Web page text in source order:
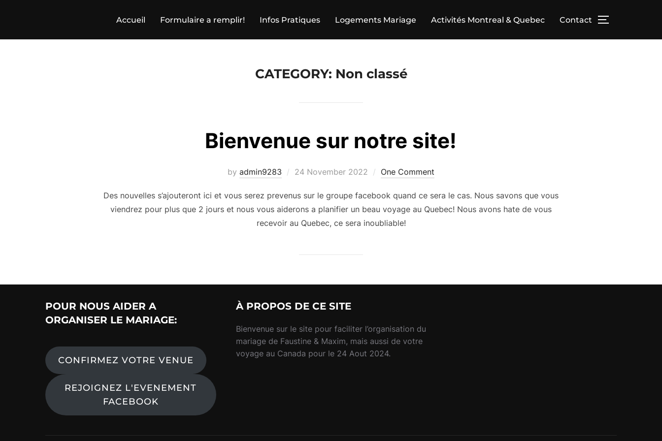
Accueil Formulaire a remplir! Infos Pratiques Logements Mariage Activités Montreal & Quebec Contact TOGGLE
CATEGORY: Non classé
Bienvenue sur notre site!
by admin9283
Posted
24 November 2022 One Comment
Des nouvelles s’ajouteront ici et vous serez prevenus sur le groupe facebook quand ce sera le cas. Nous savons que vous
viendrez pour plus que 2 jours et nous vous aiderons a planifier un beau voyage au Quebec! Nous avons hate de vous
recevoir au Quebec, ce sera inoubliable!
POUR NOUS AIDER A
ORGANISER LE MARIAGE:
CONFIRMEZ VOTRE VENUE
REJOIGNEZ L'EVENEMENT
FACEBOOK
À PROPOS DE CE SITE
Bienvenue sur le site pour faciliter l’organisation du
mariage de Faustine & Maxim, mais aussi de votre
voyage au Canada pour le 24 Aout 2024.